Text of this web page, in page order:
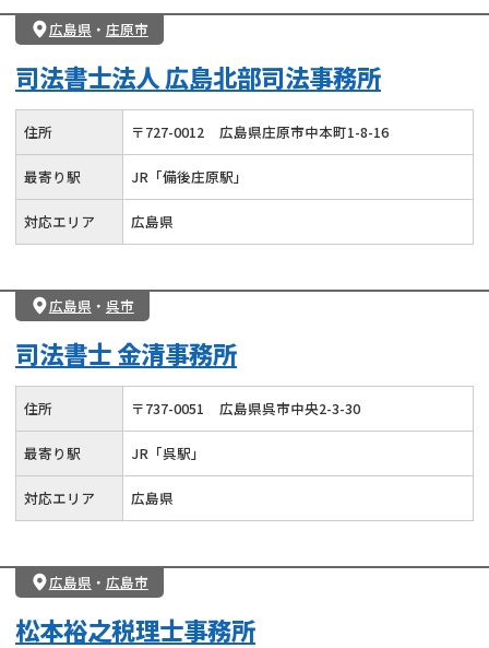
広島県 ・ 庄原市
司法書士法人 広島北部司法事務所
住所 〒727-0012 広島県庄原市中本町1-8-16
最寄り駅 JR「備後庄原駅」
対応エリア 広島県
広島県 ・ 呉市
司法書士 金清事務所
住所 〒737-0051 広島県呉市中央2-3-30
最寄り駅 JR「呉駅」
対応エリア 広島県
広島県 ・ 広島市
松本裕之税理士事務所